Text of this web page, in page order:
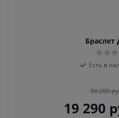
Браслет
Есть в
56 280
19 290